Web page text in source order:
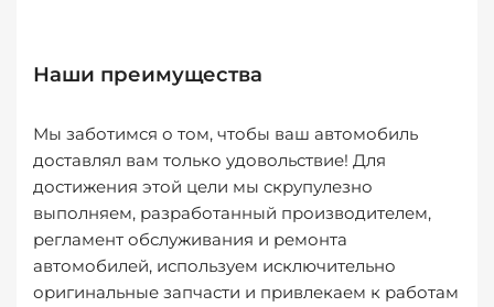
Наши преимущества
Мы заботимся о том, чтобы ваш автомобиль
доставлял вам только удовольствие! Для
достижения этой цели мы скрупулезно
выполняем, разработанный производителем,
регламент обслуживания и ремонта
автомобилей, используем исключительно
оригинальные запчасти и привлекаем к работам